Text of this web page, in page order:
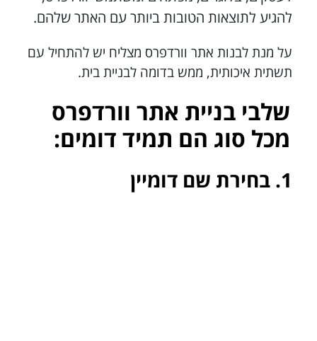
להגיע לתוצאות הטובות ביותר עם האתר שלהם.
על מנת לבנות אתר וורדפרס מצליח יש להתחיל עם
תשתית איכותית, ממש בדומה לבניית בית.
שלבי בניית אתר וורדפרס
מכל סוג הם תמיד דומים:
1. בחירת שם דומיין